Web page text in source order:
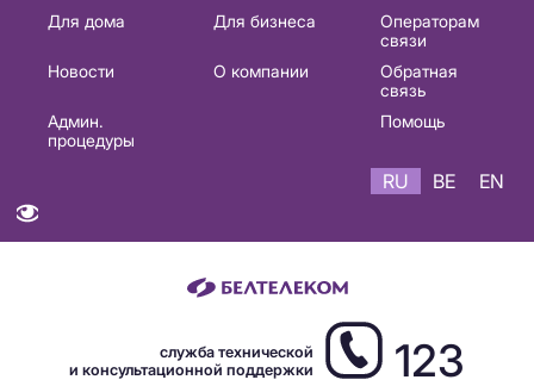
Основная
навигация
Для дома Для бизнеса
Операторам
связи
Новости
О компании
Обратная
связь
Админ.
процедуры
Помощь
RU BE EN
служба технической
и консультационной поддержки
123